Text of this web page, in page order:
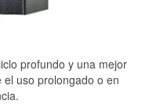
profundo y una mejor
uso prolongado o en